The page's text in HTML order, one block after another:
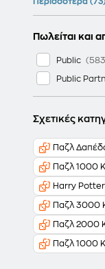
Πωλείται και
Public
Public
Σχετικές
Παζλ
Παζλ 1000
Harry Potter
Παζλ 3000
Παζλ 2000
Παζλ 1000